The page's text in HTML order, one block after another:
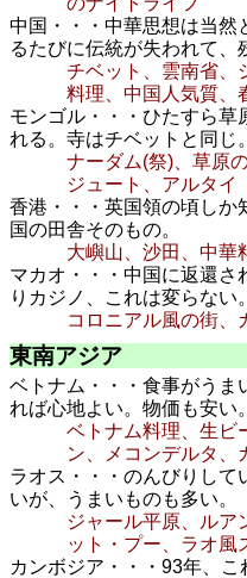
中国・・・中華思想は当然
るたびに伝統が失われて、
チベット、雲南省、
料理、中国人気質、
モンゴル・・・ひたすら草
れる。寺はチベットと同じ。
ナーダム(祭)、草原
ジュート、アルタイ
香港・・・英国領の頃しか
国の田舎そのもの。
大嶼山、沙田、中華
マカオ・・・中国に返還さ
りカジノ、これは変らない。
コロニアル風の街、
東南アジア
ベトナム・・・食事がうま
れば心地よい。物価も安い。
ベトナム料理、生ビ
ン、メコンデルタ、
ラオス・・・のんびりして
いが、うまいものも多い。
ジャール平原、ルア
ット・プー、ラオ風
カンボジア・・・93年、